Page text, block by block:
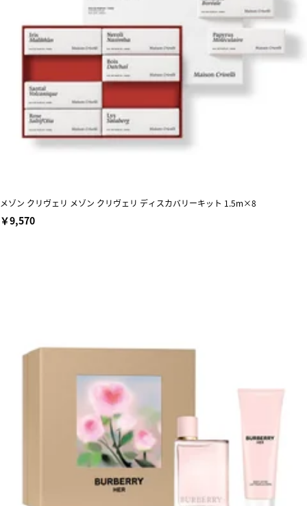
メゾン クリヴェリ メゾン クリヴェリ ディスカバリーキット 1.5m×8
￥9,570